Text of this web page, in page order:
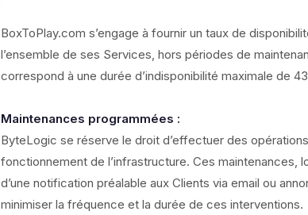
BoxToPlay.com s’engage à fournir un taux de
l’ensemble de ses Services, hors périodes de
correspond à une durée d’indisponibilité maximale de
Maintenances programmées :
ByteLogic se réserve le droit d’effectuer des
fonctionnement de l’infrastructure. Ces maintenances,
d’une notification préalable aux Clients via email ou
minimiser la fréquence et la durée de ces interventions.